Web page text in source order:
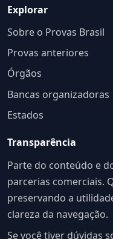
Explorar
Sobre o Provas Brasil
Provas anteriores
Órgãos
Bancas organizadoras
Estados
Transparência
Parte do conteúdo e
parcerias comerciais.
preservando a
clareza da navegação.
Se você tiver dúvidas